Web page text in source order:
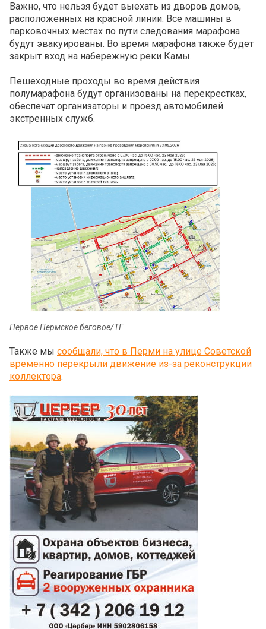
Важно, что нельзя будет выехать из дворов домов,
расположенных на красной линии. Все машины в
парковочных местах по пути следования марафона
будут эвакуированы. Во время марафона также будет
закрыт вход на набережную реки Камы.
Пешеходные проходы во время действия
полумарафона будут организованы на перекрестках,
обеспечат организаторы и проезд автомобилей
экстренных служб.
Первое Пермское беговое/ТГ
Также мы сообщали, что в Перми на улице Советской
временно перекрыли движение из-за реконструкции
коллектора.